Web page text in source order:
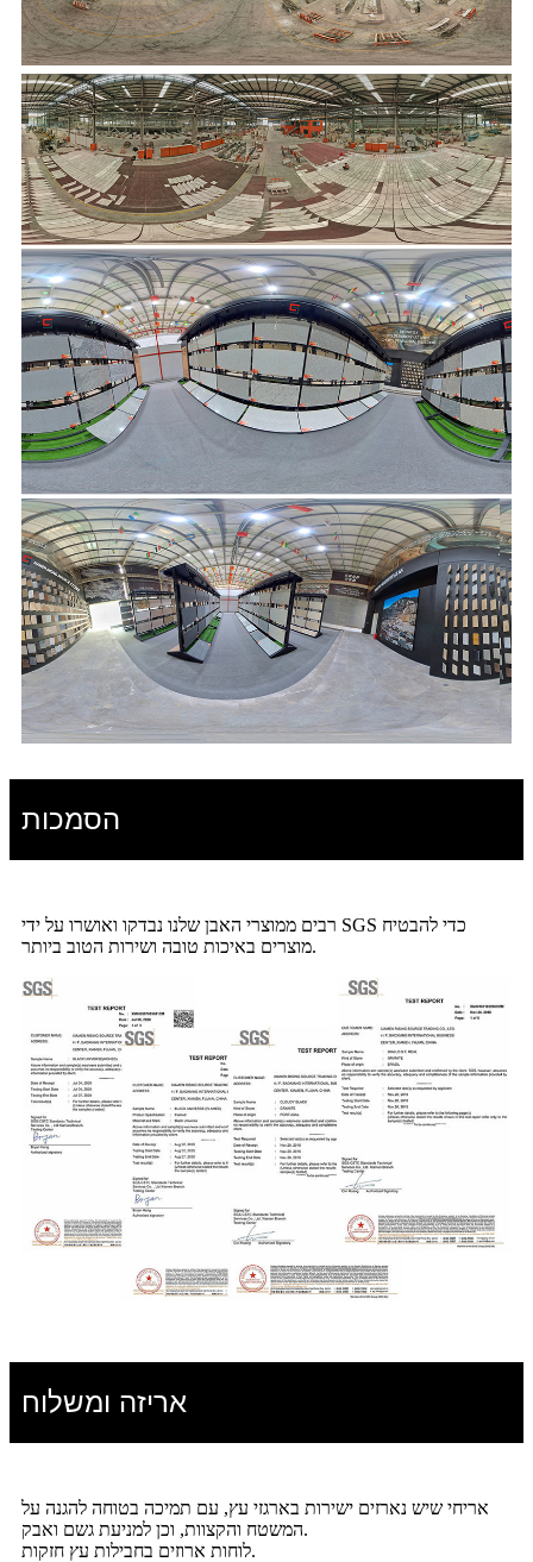
הסמכות
רבים ממוצרי האבן שלנו נבדקו ואושרו על ידי SGS כדי להבטיח
מוצרים באיכות טובה ושירות הטוב ביותר.
אריזה ומשלוח
אריחי שיש נארזים ישירות בארגזי עץ, עם תמיכה בטוחה להגנה על
המשטח והקצוות, וכן למניעת גשם ואבק.
לוחות ארוזים בחבילות עץ חזקות.